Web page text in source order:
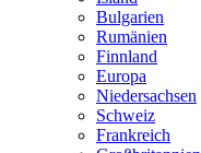
Bulgarien
Rumänien
Finnland
Europa
Niedersachsen
Schweiz
Frankreich